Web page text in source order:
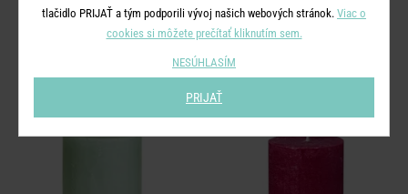
5,29 €
tlačidlo PRIJAŤ a tým podporili vývoj našich webových stránok. Viac o
cookies si môžete prečítať kliknutím sem.
NESÚHLASÍM
PRIJAŤ